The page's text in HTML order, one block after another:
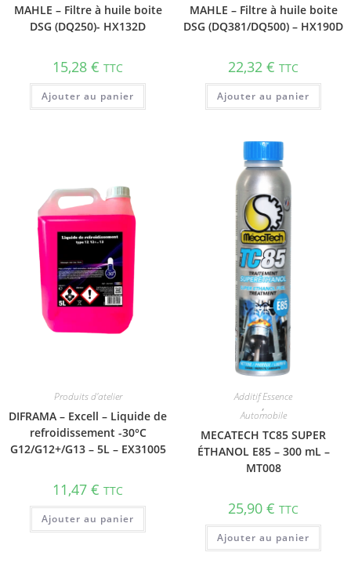
MAHLE – Filtre à huile boite
DSG (DQ250)- HX132D
15,28 € TTC
Ajouter au panier
MAHLE – Filtre à huile boite
DSG (DQ381/DQ500) – HX190D
22,32 € TTC
Ajouter au panier
Produits d'atelier
DIFRAMA – Excell – Liquide de
refroidissement -30°C
G12/G12+/G13 – 5L – EX31005
11,47 € TTC
Ajouter au panier
Additif Essence
,
Automobile
MECATECH TC85 SUPER
ÉTHANOL E85 – 300 mL –
MT008
25,90 € TTC
Ajouter au panier